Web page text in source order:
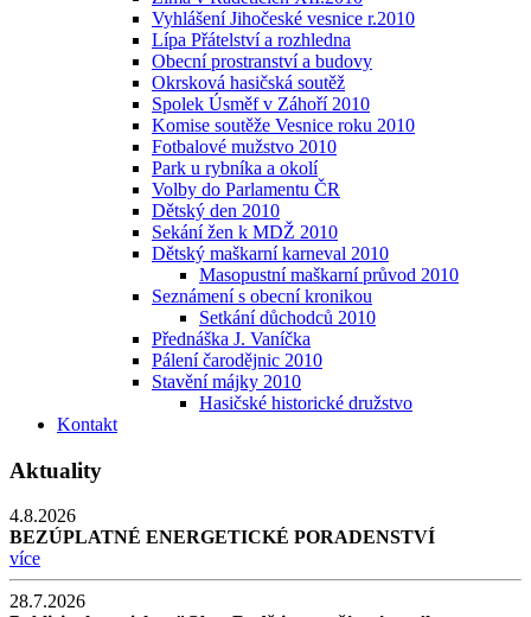
Vyhlášení Jihočeské vesnice r.2010
Lípa Přátelství a rozhledna
Obecní prostranství a budovy
Okrsková hasičská soutěž
Spolek Úsměf v Záhoří 2010
Komise soutěže Vesnice roku 2010
Fotbalové mužstvo 2010
Park u rybníka a okolí
Volby do Parlamentu ČR
Dětský den 2010
Sekání žen k MDŽ 2010
Dětský maškarní karneval 2010
Masopustní maškarní průvod 2010
Seznámení s obecní kronikou
Setkání důchodců 2010
Přednáška J. Vaníčka
Pálení čarodějnic 2010
Stavění májky 2010
Hasičské historické družstvo
Kontakt
Aktuality
4.8.2026
BEZÚPLATNÉ ENERGETICKÉ PORADENSTVÍ
více
28.7.2026